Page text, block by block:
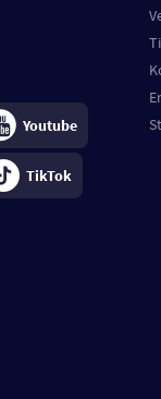
Youtube
TikTok